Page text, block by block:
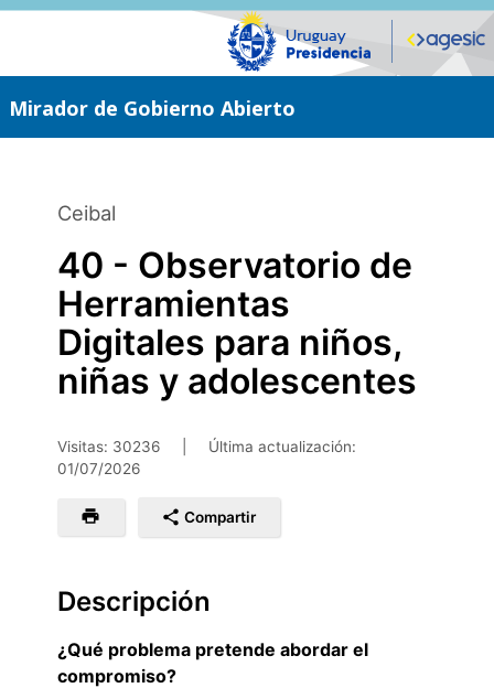
Saltar
Mirador de Gobierno Abierto
Ceibal
40 - Observatorio de
Herramientas
Digitales para niños,
niñas y adolescentes
Visitas: 30236
Última actualización:
01/07/2026
Compartir
Descripción
¿Qué problema pretende abordar el
compromiso?